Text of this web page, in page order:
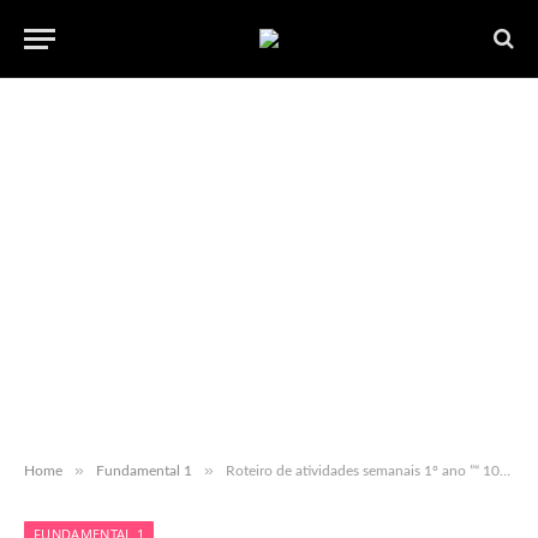
Home » Fundamental 1 » Roteiro de atividades semanais 1º ano ”“ 10/8 a 14/8 ”“ em PDF para baixar
FUNDAMENTAL 1